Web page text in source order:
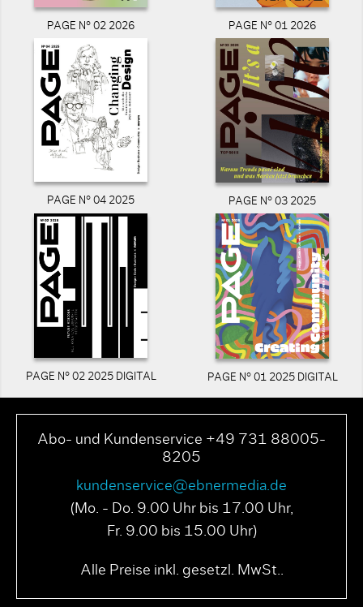
PAGE N° 02 2026 PAGE N° 01 2026
PAGE N° 04 2025 PAGE N° 03 2025
PAGE N° 02 2025 DIGITAL PAGE N° 01 2025 DIGITAL
Abo- und Kundenservice +49 731 88005-
8205
kundenservice@ebnermedia.de
(Mo. - Do. 9.00 Uhr bis 17.00 Uhr,
Fr. 9.00 bis 15.00 Uhr)
Alle Preise inkl. gesetzl. MwSt..